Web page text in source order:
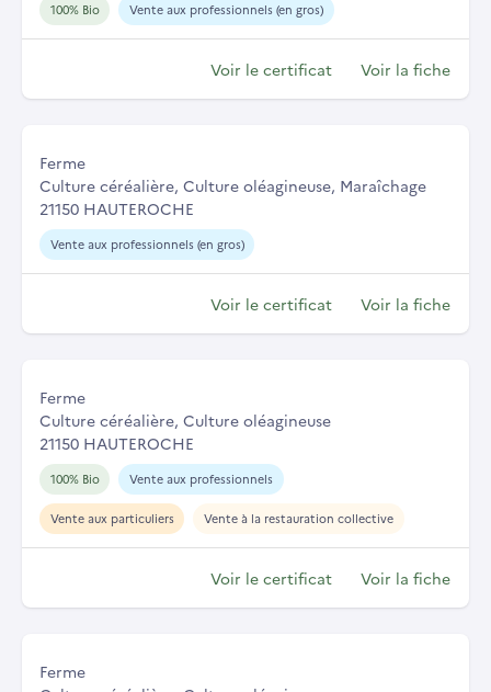
100% Bio Vente aux professionnels (en gros)
Voir le certificat Voir la fiche
Ferme
Culture céréalière, Culture oléagineuse, Maraîchage
21150 HAUTEROCHE
Vente aux professionnels (en gros)
Voir le certificat Voir la fiche
Ferme
Culture céréalière, Culture oléagineuse
21150 HAUTEROCHE
100% Bio Vente aux professionnels
Vente aux particuliers Vente à la restauration collective
Voir le certificat Voir la fiche
Ferme